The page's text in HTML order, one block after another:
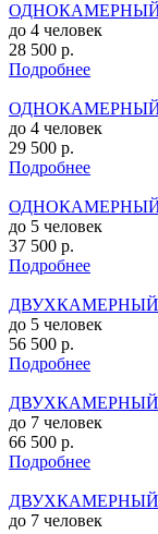
ОДНОКАМЕРНЫЙ
до 4 человек
28 500 р.
Подробнее
ОДНОКАМЕРНЫЙ
до 4 человек
29 500 р.
Подробнее
ОДНОКАМЕРНЫЙ
до 5 человек
37 500 р.
Подробнее
ДВУХКАМЕРНЫЙ
до 5 человек
56 500 р.
Подробнее
ДВУХКАМЕРНЫЙ
до 7 человек
66 500 р.
Подробнее
ДВУХКАМЕРНЫЙ
до 7 человек